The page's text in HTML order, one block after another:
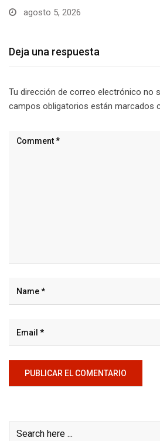
Deja una respuesta
Tu dirección de correo electrónico no
campos obligatorios están marcados